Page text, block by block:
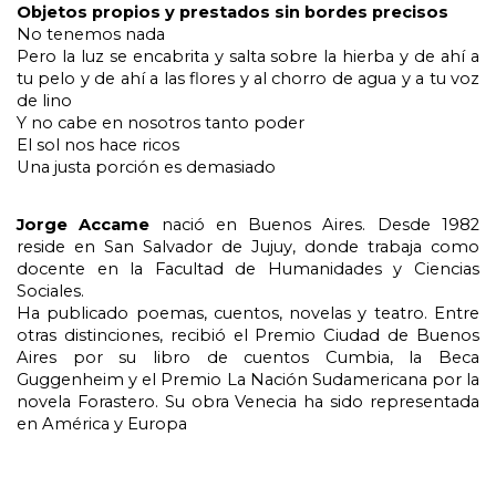
Objetos propios y prestados sin bordes precisos
No tenemos nada
Pero la luz se encabrita y salta sobre la hierba y de ahí a
tu pelo y de ahí a las flores y al chorro de agua y a tu voz
de lino
Y no cabe en nosotros tanto poder
El sol nos hace ricos
Una justa porción es demasiado
Jorge Accame nació en Buenos Aires. Desde 1982
reside en San Salvador de Jujuy, donde trabaja como
docente en la Facultad de Humanidades y Ciencias
Sociales.
Ha publicado poemas, cuentos, novelas y teatro. Entre
otras distinciones, recibió el Premio Ciudad de Buenos
Aires por su libro de cuentos Cumbia, la Beca
Guggenheim y el Premio La Nación Sudamericana por la
novela Forastero. Su obra Venecia ha sido representada
en América y Europa